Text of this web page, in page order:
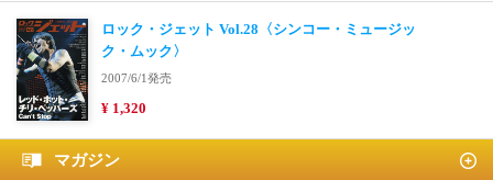
ロック・ジェット Vol.28〈シンコー・ミュージッ
ク・ムック〉
2007/6/1発売
¥ 1,320
マガジン